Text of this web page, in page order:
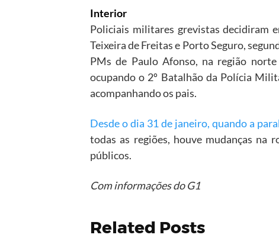
Interior
Policiais militares grevistas decidiram
Teixeira de Freitas e Porto Seguro,
PMs de Paulo Afonso, na região
ocupando o 2º Batalhão da Polícia
acompanhando os pais.
Desde o dia 31 de janeiro, quando a
todas as regiões, houve mudanças na
públicos.
Com informações do G1
Related Posts